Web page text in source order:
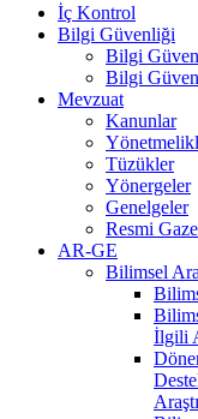
İç Kontrol
Bilgi Güvenliği
Bilgi
Bilgi
Mevzuat
Kanunlar
Tüzükler
Yönergeler
Genelgeler
Resmi
AR-GE
Bilimsel
İlgili